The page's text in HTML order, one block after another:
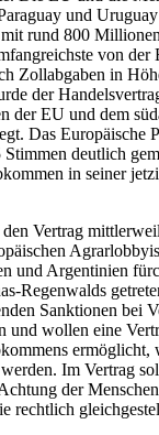
und
mit rund 800
von der
Zollabgaben in
der
der EU und dem
Das Europäische
deutlich
in seiner
Vertrag
und Argentinien
Regenwalds
Sanktionen bei
und wollen eine
Im Vertrag
der
rechtlich